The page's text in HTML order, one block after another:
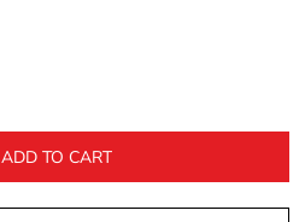
ADD TO CART